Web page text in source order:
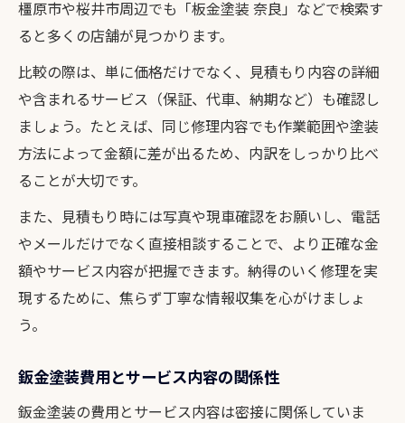
橿原市や桜井市周辺でも「板金塗装 奈良」などで検索す
ると多くの店舗が見つかります。
比較の際は、単に価格だけでなく、見積もり内容の詳細
や含まれるサービス（保証、代車、納期など）も確認し
ましょう。たとえば、同じ修理内容でも作業範囲や塗装
方法によって金額に差が出るため、内訳をしっかり比べ
ることが大切です。
また、見積もり時には写真や現車確認をお願いし、電話
やメールだけでなく直接相談することで、より正確な金
額やサービス内容が把握できます。納得のいく修理を実
現するために、焦らず丁寧な情報収集を心がけましょ
う。
鈑金塗装費用とサービス内容の関係性
鈑金塗装の費用とサービス内容は密接に関係していま